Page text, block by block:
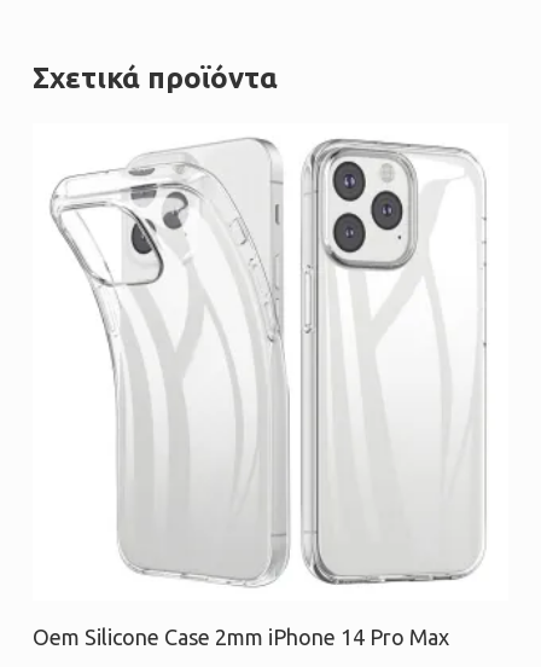
Σχετικά προϊόντα
Προσθήκη στο καλάθι
Oem Silicone Case 2mm iPhone 14 Pro Max